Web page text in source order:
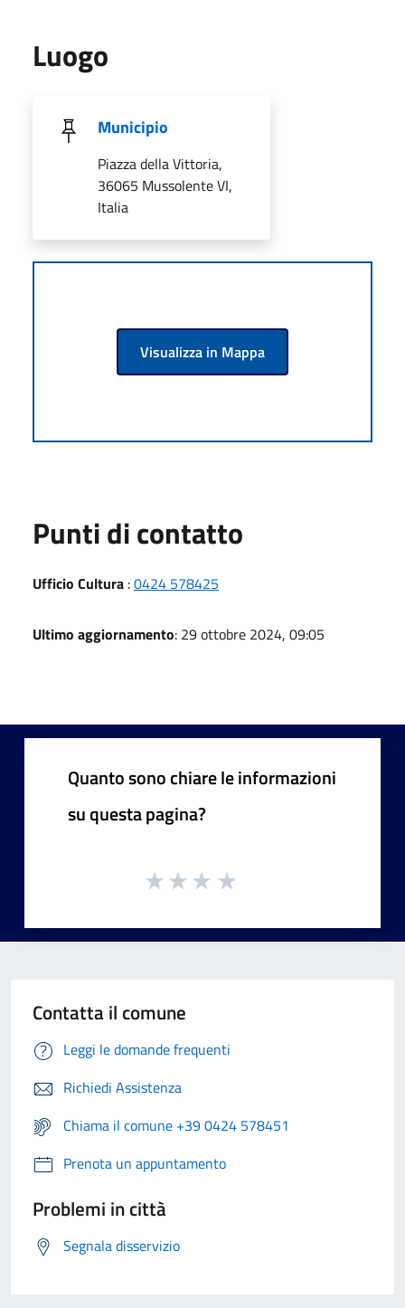
Luogo
Municipio
Piazza della Vittoria,
36065 Mussolente VI,
Italia
Visualizza in Mappa
Punti di contatto
Ufficio Cultura :0424 578425
Ultimo aggiornamento: 29 ottobre 2024, 09:05
Quanto sono chiare le informazioni
su questa pagina?
Contatta il comune
Leggi le domande frequenti
Richiedi Assistenza
Chiama il comune +39 0424 578451
Prenota un appuntamento
Problemi in città
Segnala disservizio